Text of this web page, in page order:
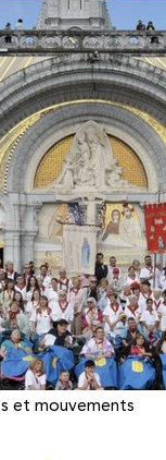
et mouvements